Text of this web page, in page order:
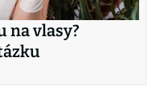
na vlasy?